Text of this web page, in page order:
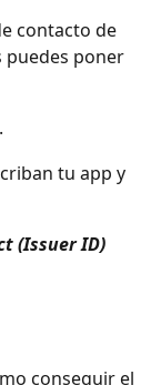
contacto de
puedes poner
tu app y
(Issuer ID)
conseguir el